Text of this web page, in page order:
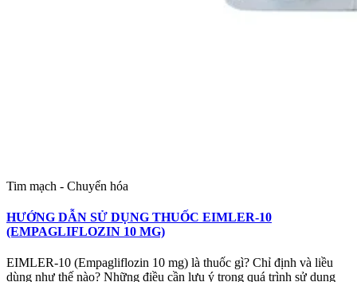
Tim mạch - Chuyển hóa
HƯỚNG DẪN SỬ DỤNG THUỐC EIMLER-10
(EMPAGLIFLOZIN 10 MG)
EIMLER-10 (Empagliflozin 10 mg) là thuốc gì? Chỉ định và liều
dùng như thế nào? Những điều cần lưu ý trong quá trình sử dụng